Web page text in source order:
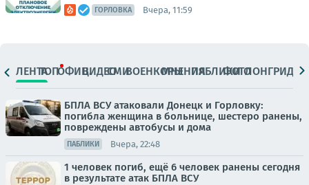
ГОРЛОВКА Вчера, 11:59
ЛЕНТАТОПОФИЦ.ВИДЕОСМИВОЕНКОРЫМНЕНИЯПАБЛИКИ
ФОТОЛОНГРИДЫ
БПЛА ВСУ атаковали Донецк и Горловку:
погибла женщина в больнице, шестеро ранены,
повреждены автобусы и дома
ПАБЛИКИ Вчера, 22:48
1 человек погиб, ещё 6 человек ранены сегодня
в результате атак БПЛА ВСУ